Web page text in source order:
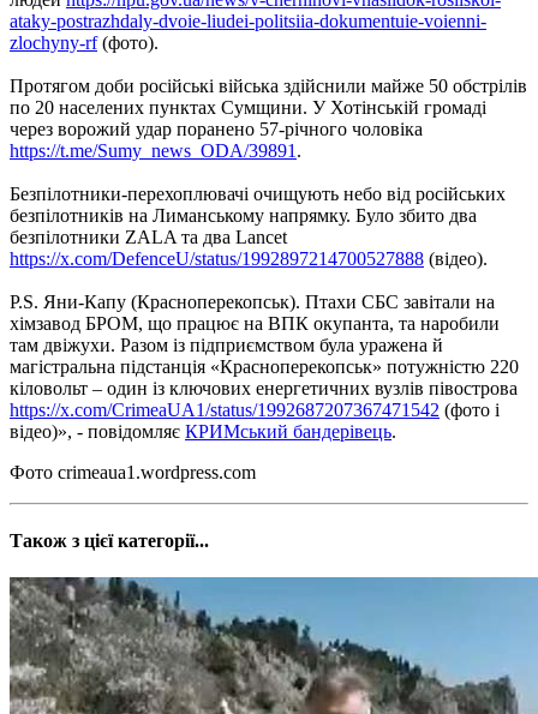
ataky-postrazhdaly-dvoie-liudei-politsiia-dokumentuie-voienni-
zlochyny-rf(фото).
Протягом доби російські війська здійснили майже 50 обстрілів
по 20 населених пунктах Сумщини. У Хотінській громаді
через ворожий удар поранено 57-річного чоловіка
https://t.me/Sumy_news_ODA/39891 .
Безпілотники-перехоплювачі очищують небо від російських
безпілотників на Лиманському напрямку. Було збито два
безпілотники ZALA та два Lancet
https://x.com/DefenceU/status/1992897214700527888 (відео).
P.S. Яни-Капу (Красноперекопськ). Птахи СБС завітали на
хімзавод БРОМ, що працює на ВПК окупанта, та наробили
там двіжухи. Разом із підприємством була уражена й
магістральна підстанція «Красноперекопськ» потужністю 220
кіловольт – один із ключових енергетичних вузлів півострова
https://x.com/CrimeaUA1/status/1992687207367471542 (фото і
відео)», - повідомляє КРИМський бандерівець.
Фото crimeaua1.wordpress.com
Також з цієї категорії...